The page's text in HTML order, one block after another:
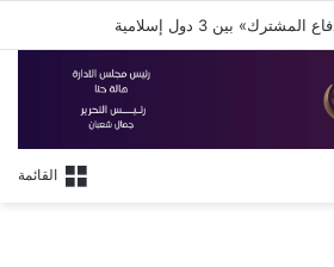
بين 3 دول إسلامية
القائمة